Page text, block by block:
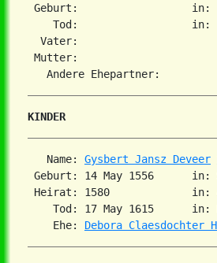
Geburt:
Tod:
  Vater:
Mutter:
KINDER
   Name:
Gysbert Jansz Deveer
Geburt: 14 May 1556      in:
Heirat: 1580             in:
Tod: 17 May 1615      in:
    Ehe:
Debora Claesdochter